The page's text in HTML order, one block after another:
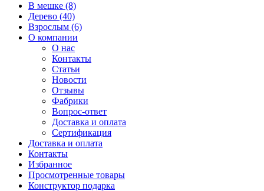
В мешке (8)
Дерево (40)
Взрослым (6)
О компании
О нас
Контакты
Статьи
Новости
Отзывы
Фабрики
Вопрос-ответ
Доставка и оплата
Сертификация
Доставка и оплата
Контакты
Избранное
Просмотренные товары
Конструктор подарка